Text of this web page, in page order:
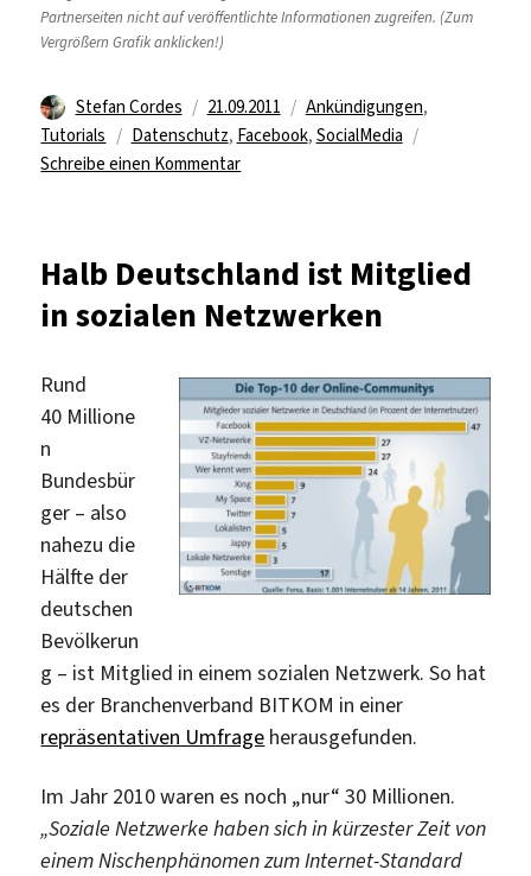
Partnerseiten nicht auf veröffentlichte Informationen zugreifen. (Zum
Vergrößern Grafik anklicken!)
Autor
Stefan Cordes
Veröffentlicht
am
21.09.2011 Kategorien
Ankündigungen,
Tutorials
Schlagwörter
Datenschutz, Facebook, SocialMedia
Schreibe einen Kommentarzu
Personalisierung“
Halb Deutschland ist Mitglied
in sozialen Netzwerken
Rund
40 Millione
n
Bundesbür
ger – also
nahezu die
Hälfte der
deutschen
Bevölkerun
g – ist Mitglied in einem sozialen Netzwerk. So hat
es der Branchenverband BITKOM in einer
repräsentativen Umfrage herausgefunden.
Im Jahr 2010 waren es noch „nur“ 30 Millionen.
„Soziale Netzwerke haben sich in kürzester Zeit von
einem Nischenphänomen zum Internet-Standard